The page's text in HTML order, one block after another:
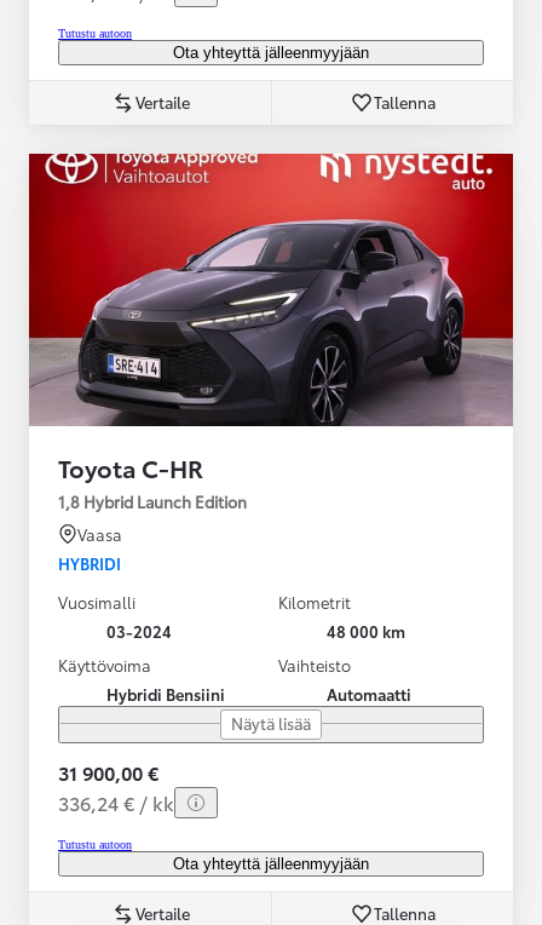
Tutustu autoon
Ota yhteyttä jälleenmyyjään
Vertaile Tallenna
Toyota C-HR
1,8 Hybrid Launch Edition
Vaasa
HYBRIDI
Vuosimalli
03-2024
Kilometrit
48 000 km
Käyttövoima
Hybridi Bensiini
Vaihteisto
Automaatti
Näytä lisää
31 900,00 €
336,24 € / kk
Tutustu autoon
Ota yhteyttä jälleenmyyjään
Vertaile Tallenna